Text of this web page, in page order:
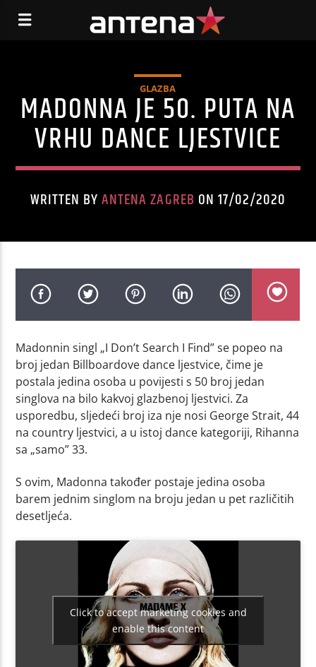
GLAZBA
MADONNA JE 50. PUTA NA
VRHU DANCE LJESTVICE
WRITTEN BYANTENA ZAGREB ON 17/02/2020
Madonnin singl „I Don’t Search I Find” se popeo na
broj jedan Billboardove dance ljestvice, čime je
postala jedina osoba u povijesti s 50 broj jedan
singlova na bilo kakvoj glazbenoj ljestvici. Za
usporedbu, sljedeći broj iza nje nosi George Strait, 44
na country ljestvici, a u istoj dance kategoriji, Rihanna
sa „samo” 33.
S ovim, Madonna također postaje jedina osoba
barem jednim singlom na broju jedan u pet različitih
desetljeća.
Click to accept marketing cookies and
enable this content